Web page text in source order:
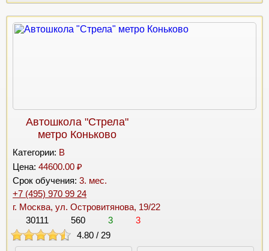
Автошкола "Стрела"
метро Коньково
Категории: B
Цена: 44600.00 ₽
Срок обучения: 3. мес.
+7 (495) 970 99 24
г. Москва, ул. Островитянова, 19/22
30111
560 3
3
4.80 / 29